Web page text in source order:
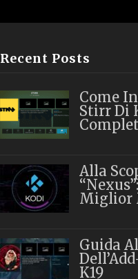
Recent Posts
Come
Stirr Di
Alla
Miglior
Guida
K19